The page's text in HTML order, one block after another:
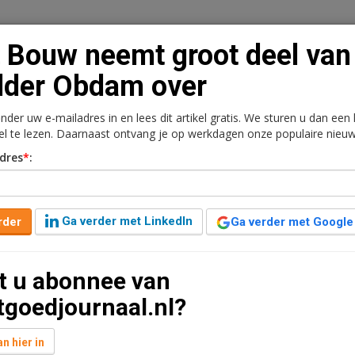
Vacaturebank Contact Abonnementen
deel van Mulder Obdam
naam Bot Mulder.
Bouw neemt groot deel van
Obdam over
uw e-mailadres in en lees dit artikel gratis. We sturen u dan een
te lezen. Daarnaast ontvang je op werkdagen onze populaire
*:
Ga verder met LinkedIn Ga verder met Google
u abonnee van
hier in